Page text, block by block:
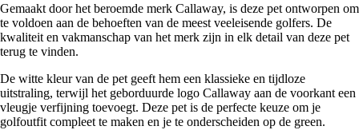
Gemaakt door het beroemde merk Callaway, is deze pet ontworpen om
te voldoen aan de behoeften van de meest veeleisende golfers. De
kwaliteit en vakmanschap van het merk zijn in elk detail van deze pet
terug te vinden.
De witte kleur van de pet geeft hem een klassieke en tijdloze
uitstraling, terwijl het geborduurde logo Callaway aan de voorkant een
vleugje verfijning toevoegt. Deze pet is de perfecte keuze om je
golfoutfit compleet te maken en je te onderscheiden op de green.